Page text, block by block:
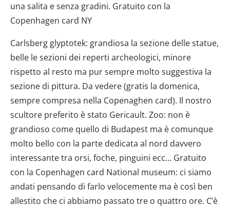
una salita e senza gradini. Gratuito con la
Copenhagen card NY
Carlsberg glyptotek: grandiosa la sezione delle statue,
belle le sezioni dei reperti archeologici, minore
rispetto al resto ma pur sempre molto suggestiva la
sezione di pittura. Da vedere (gratis la domenica,
sempre compresa nella Copenaghen card). Il nostro
scultore preferito è stato Gericault. Zoo: non è
grandioso come quello di Budapest ma è comunque
molto bello con la parte dedicata al nord davvero
interessante tra orsi, foche, pinguini ecc… Gratuito
con la Copenhagen card National museum: ci siamo
andati pensando di farlo velocemente ma è così ben
allestito che ci abbiamo passato tre o quattro ore. C’è